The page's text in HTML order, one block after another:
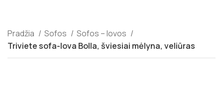
Pradžia Sofos
Sofos – lovos
Triviete sofa-lova Bolla, šviesiai mėlyna, veliūras